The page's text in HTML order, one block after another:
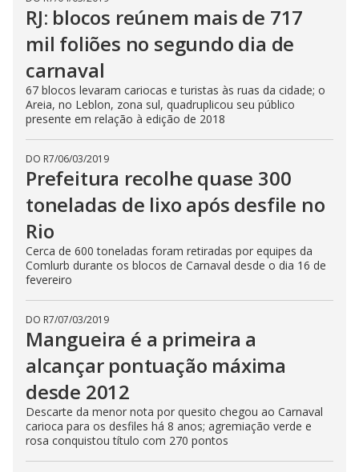
RJ: blocos reúnem mais de 717
mil foliões no segundo dia de
carnaval
67 blocos levaram cariocas e turistas às ruas da cidade; o
Areia, no Leblon, zona sul, quadruplicou seu público
presente em relação à edição de 2018
DO R7/06/03/2019
Prefeitura recolhe quase 300
toneladas de lixo após desfile no
Rio
Cerca de 600 toneladas foram retiradas por equipes da
Comlurb durante os blocos de Carnaval desde o dia 16 de
fevereiro
DO R7/07/03/2019
Mangueira é a primeira a
alcançar pontuação máxima
desde 2012
Descarte da menor nota por quesito chegou ao Carnaval
carioca para os desfiles há 8 anos; agremiação verde e
rosa conquistou título com 270 pontos